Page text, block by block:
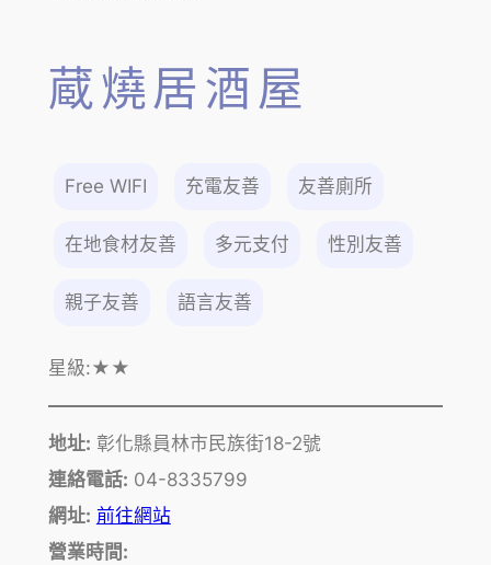
蔵燒居酒屋
Free WIFI 充電友善 友善廁所
在地食材友善 多元支付 性別友善
親子友善 語言友善
星級:★★
地址: 彰化縣員林市民族街18-2號
連絡電話: 04-8335799
網址: 前往網站
營業時間: